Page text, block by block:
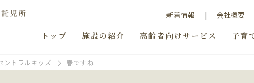
新着情報 会社概要
トップ 施設の紹介 高齢者向けサービス 子育
ントラルキッズ 春ですね